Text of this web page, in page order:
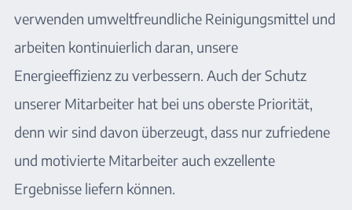
verwenden umweltfreundliche Reinigungsmittel und
arbeiten kontinuierlich daran, unsere
Energieeffizienz zu verbessern. Auch der Schutz
unserer Mitarbeiter hat bei uns oberste Priorität,
denn wir sind davon überzeugt, dass nur zufriedene
und motivierte Mitarbeiter auch exzellente
Ergebnisse liefern können.